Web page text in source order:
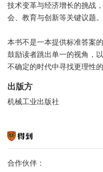
技术变革与经济增长的挑战
会、教育与创新等关键议题。
本书不是一本提供标准答案
鼓励读者跳出单一的视角，
不确定的时代中寻找更理性的
出版方
机械工业出版社
合作伙伴：